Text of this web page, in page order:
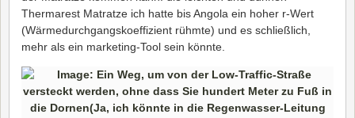
Thermarest Matratze ich hatte bis Angola ein hoher r-Wert
(Wärmedurchgangskoeffizient rühmte) und es schließlich,
mehr als ein marketing-Tool sein könnte.